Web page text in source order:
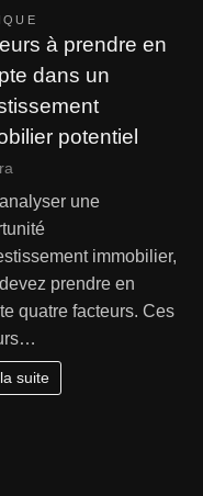
à prendre en
dans un
potentiel
une
immobilier,
prendre en
quatre facteurs. Ces
suite